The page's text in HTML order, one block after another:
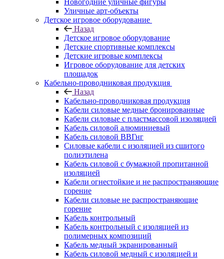
Новогодние уличные фигуры
Уличные арт-объекты
Детское игровое оборудование
Назад
Детское игровое оборудование
Детские спортивные комплексы
Детские игровые комплексы
Игровое оборудование для детских
площадок
Кабельно-проводниковая продукция
Назад
Кабельно-проводниковая продукция
Кабели силовые медные бронированные
Кабели силовые с пластмассовой изоляцией
Кабель силовой алюминиевый
Кабель силовой ВВГнг
Силовые кабели с изоляцией из сшитого
полиэтилена
Кабель силовой с бумажной пропитанной
изоляцией
Кабели огнестойкие и не распространяющие
горение
Кабели силовые не распространяющие
горение
Кабель контрольный
Кабель контрольный с изоляцией из
полимерных композиций
Кабель медный экранированный
Кабель силовой медный с изоляцией и